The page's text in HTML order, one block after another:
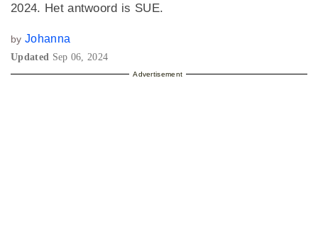
2024. Het antwoord is SUE.
by Johanna
Updated Sep 06, 2024
Advertisement